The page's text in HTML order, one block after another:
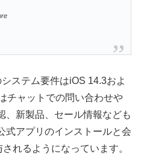
ステム要件はiOS 14.3およ
チャットでの問い合わせや
、新製品、セール情報なども
式アプリのインストールと会
れるようになっています。